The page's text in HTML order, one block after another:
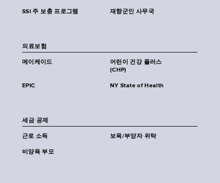
SSI 주 보충 프로그램 재향군인 사무국
의료보험
메이케이드
어린이 건강 플러스
(CHP)
EPIC NY State of Health
세금 공제
근로 소득 보육/부양자 위탁
비양육 부모